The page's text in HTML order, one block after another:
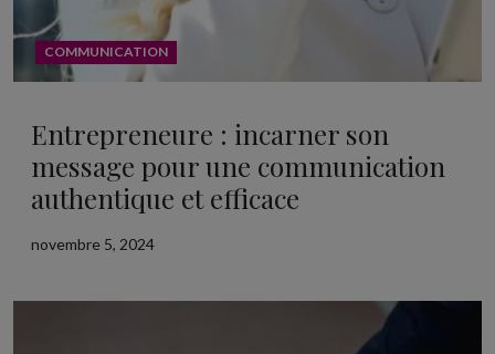
COMMUNICATION
Entrepreneure : incarner son
message pour une communication
authentique et efficace
novembre 5, 2024